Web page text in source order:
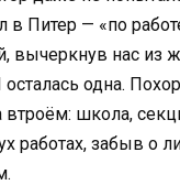
в Питер — «по
вычеркнув нас из
одна.
втроём: школа,
работах, забыв о